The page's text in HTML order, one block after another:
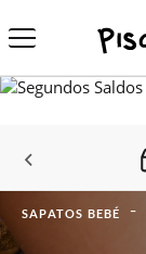
SAPATOS BEBÉ